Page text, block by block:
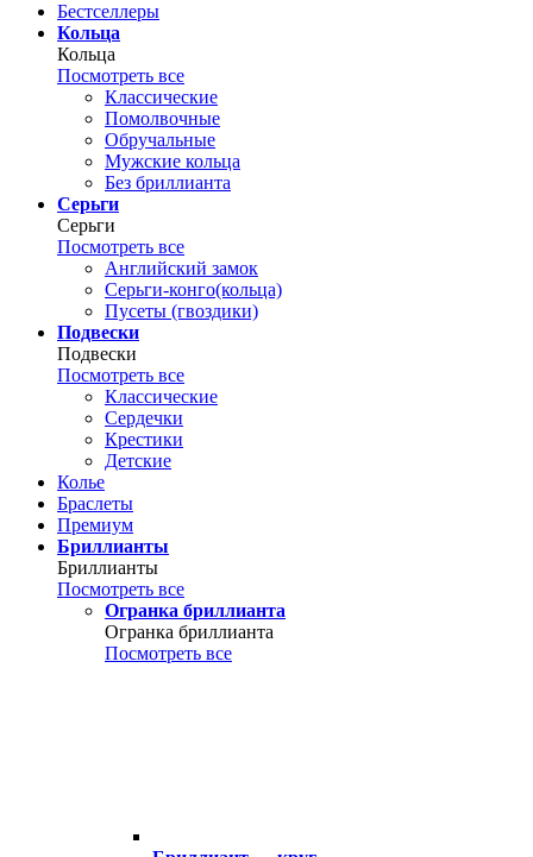
Бестселлеры
Кольца
Кольца
Посмотреть все
Классические
Помолвочные
Обручальные
Мужские кольца
Без бриллианта
Серьги
Серьги
Посмотреть все
Английский замок
Серьги-конго(кольца)
Пусеты (гвоздики)
Подвески
Подвески
Посмотреть все
Классические
Сердечки
Крестики
Детские
Колье
Браслеты
Премиум
Бриллианты
Бриллианты
Посмотреть все
Огранка бриллианта
Огранка бриллианта
Посмотреть все